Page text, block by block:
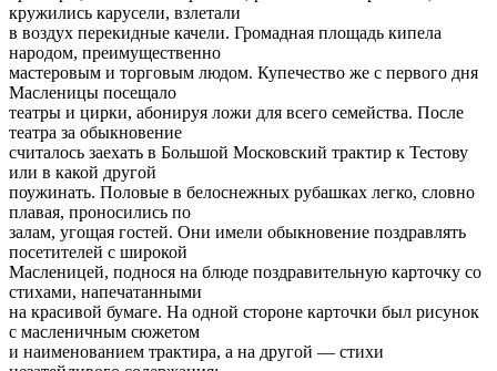
кружились карусели, взлетали
в воздух перекидные качели. Громадная площадь кипела
народом, преимущественно
мастеровым и торговым людом. Купечество же с первого дня
Масленицы посещало
театры и цирки, абонируя ложи для всего семейства. После
театра за обыкновение
считалось заехать в Большой Московский трактир к Тестову
или в какой другой
поужинать. Половые в белоснежных рубашках легко, словно
плавая, проносились по
залам, угощая гостей. Они имели обыкновение поздравлять
посетителей с широкой
Масленицей, поднося на блюде поздравительную карточку со
стихами, напечатанными
на красивой бумаге. На одной стороне карточки был рисунок
с масленичным сюжетом
и наименованием трактира, а на другой — стихи